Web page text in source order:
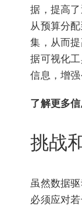
据，提高
从预算分
集，从而
据可视化
信息，增强
了解更多
挑战
虽然数据
必须应对